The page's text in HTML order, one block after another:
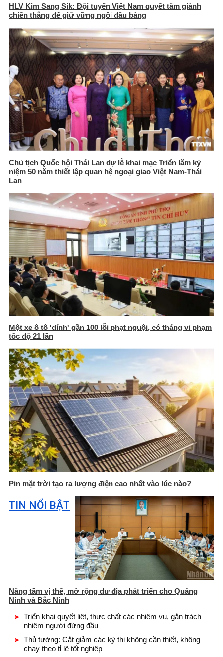
HLV Kim Sang Sik: Đội tuyển Việt Nam quyết tâm giành
chiến thắng để giữ vững ngôi đầu bảng
Chủ tịch Quốc hội Thái Lan dự lễ khai mạc Triển lãm kỷ
niệm 50 năm thiết lập quan hệ ngoại giao Việt Nam-Thái
Lan
Một xe ô tô 'dính' gần 100 lỗi phạt nguội, có tháng vi phạm
tốc độ 21 lần
Pin mặt trời tạo ra lượng điện cao nhất vào lúc nào?
TIN NỔI BẬT
Nâng tầm vị thế, mở rộng dư địa phát triển cho Quảng
Ninh và Bắc Ninh
Triển khai quyết liệt, thực chất các nhiệm vụ, gắn trách
nhiệm người đứng đầu
Thủ tướng: Cắt giảm các kỳ thi không cần thiết, không
chạy theo tỉ lệ tốt nghiệp